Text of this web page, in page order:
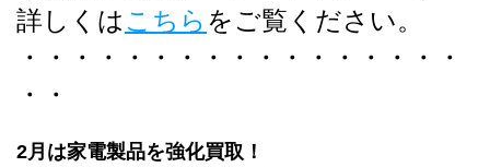
詳しくはこちら をご覧ください。
・・・・・・・・・・・・・・・・・
・・
2月は家電製品を強化買取！